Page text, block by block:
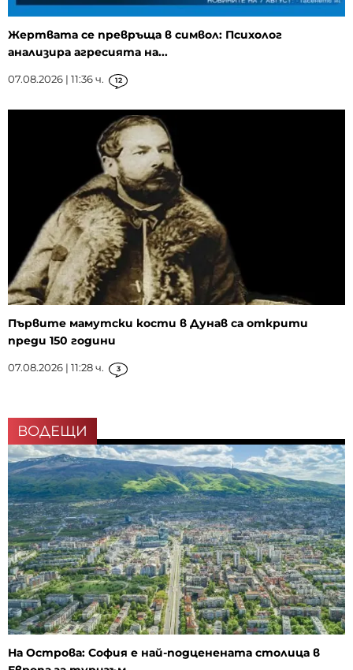
Жертвата се превръща в символ: Психолог
анализира агресията на...
07.08.2026 | 11:36 ч. 12
Първите мамутски кости в Дунав са открити
преди 150 години
07.08.2026 | 11:28 ч. 3
ВОДЕЩИ
На Острова: София е най-подценената столица в